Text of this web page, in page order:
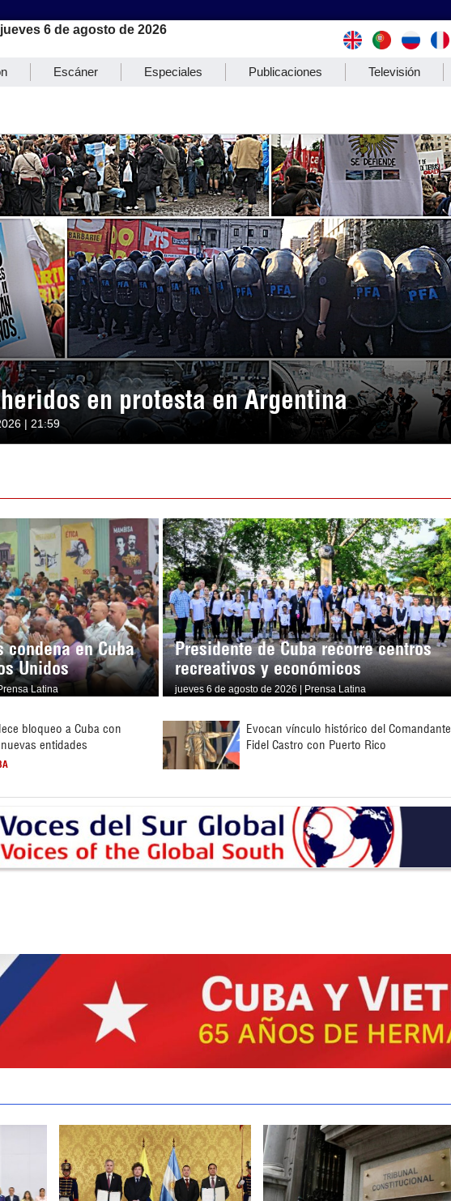
jueves 6 de agosto de 2026
Escáner Especiales Publicaciones Televisión
en protesta en Argentina
| 21:59
condena en Cuba
Unidos
Latina
Presidente de Cuba recorre centros
recreativos y económicos
jueves 6 de agosto de 2026 | Prensa Latina
bloqueo a Cuba con
entidades
Evocan vínculo histórico del Comandante
Fidel Castro con Puerto Rico